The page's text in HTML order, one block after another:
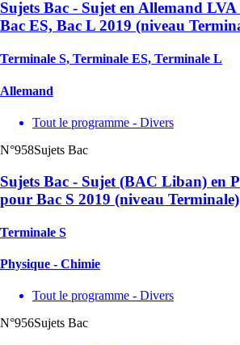
Sujets Bac - Sujet en Allemand
Bac ES, Bac L 2019 (niveau
Terminale S, Terminale ES, Terminale L
Allemand
Tout le programme - Divers
N°958Sujets Bac
Sujets Bac - Sujet (BAC Liban) en
pour Bac S 2019 (niveau Terminale)
Terminale S
Physique - Chimie
Tout le programme - Divers
N°956Sujets Bac